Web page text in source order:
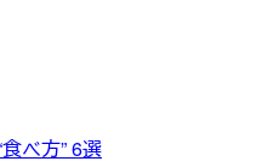
べ方” 6選